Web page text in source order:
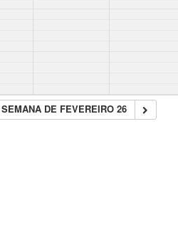
SEMANA DE FEVEREIRO 26